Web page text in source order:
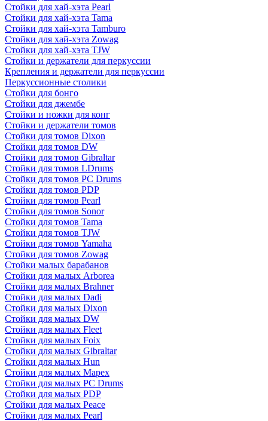
Стойки для хай-хэта Pearl
Стойки для хай-хэта Tama
Стойки для хай-хэта Tamburo
Стойки для хай-хэта Zowag
Стойки для хай-хэта TJW
Стойки и держатели для перкуссии
Крепления и держатели для перкуссии
Перкуссионные столики
Стойки для бонго
Стойки для джембе
Стойки и ножки для конг
Стойки и держатели томов
Стойки для томов Dixon
Стойки для томов DW
Стойки для томов Gibraltar
Стойки для томов LDrums
Стойки для томов PC Drums
Стойки для томов PDP
Стойки для томов Pearl
Стойки для томов Sonor
Стойки для томов Tama
Стойки для томов TJW
Стойки для томов Yamaha
Стойки для томов Zowag
Стойки малых барабанов
Стойки для малых Arborea
Стойки для малых Brahner
Стойки для малых Dadi
Стойки для малых Dixon
Стойки для малых DW
Стойки для малых Fleet
Стойки для малых Foix
Стойки для малых Gibraltar
Стойки для малых Hun
Стойки для малых Mapex
Стойки для малых PC Drums
Стойки для малых PDP
Стойки для малых Peace
Стойки для малых Pearl